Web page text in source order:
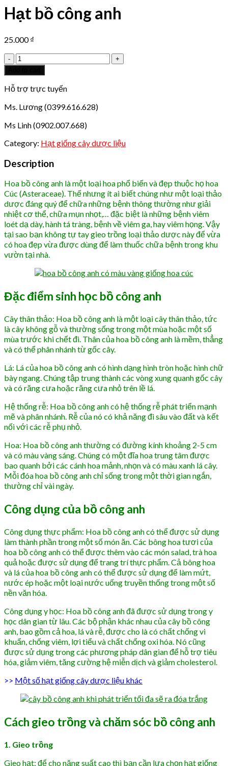
Hạt bồ công anh
25.000₫
Hạt
bồ
công
anh
Hỗ trợ trực tuyến
Ms. Lương (0399.616.628)
Ms Linh (0902.007.668)
Category: Hạt giống cây dược liệu
Description
Hoa bồ công anh là một loại hoa phổ biến và đẹp thuộc họ hoa
Cúc (Asteraceae). Thế nhưng ít ai biết chúng như một loại thảo
dược đáng quý để chữa những bệnh thông thường như giải
nhiệt cơ thể, chữa mụn nhọt,… đặc biệt là những bệnh viêm
loét dạ dày, hành tá tràng, bệnh về viêm ga, hay viêm họng. Vậy
tại sao bạn không tự tay gieo trồng loại thảo dược này để vừa
có hoa đẹp vừa được dùng để làm thuốc chữa bệnh trong khu
vườn tại nhà.
Đặc điểm sinh học bồ công anh
Cây thân thảo: Hoa bồ công anh là một loại cây thân thảo, tức
là cây không gỗ và thường sống trong một mùa hoặc một số
mùa trước khi chết đi. Thân của hoa bồ công anh là mềm, thẳng
và có thể phân nhánh từ gốc cây.
Lá: Lá của hoa bồ công anh có hình dạng hình tròn hoặc hình chữ
bày ngang. Chúng tập trung thành các vòng xung quanh gốc cây
và có răng cưa hoặc răng cưa nhỏ trên lề lá.
Hệ thống rễ: Hoa bồ công anh có hệ thống rễ phát triển mạnh
mẽ và phân nhánh. Rễ của nó có khả năng đi sâu vào đất và kết
nối với các rễ phụ nhỏ.
Hoa: Hoa bồ công anh thường có đường kính khoảng 2-5 cm
và có màu vàng sáng. Chúng có một đĩa hoa trung tâm được
bao quanh bởi các cánh hoa mảnh, nhọn và có màu xanh lá cây.
Mỗi đóa hoa bồ công anh chỉ sống trong một thời gian ngắn,
thường chỉ vài ngày.
Công dụng của bồ công anh
Công dụng thực phẩm: Hoa bồ công anh có thể được sử dụng
làm thành phần trong một số món ăn. Các bông hoa tươi của
hoa bồ công anh có thể được thêm vào các món salad, trà hoa
quả hoặc được sử dụng để trang trí thực phẩm. Cả bông hoa
và lá của hoa bồ công anh có thể được sử dụng để làm mứt,
nước ép hoặc một loại nước uống truyền thống trong một số
nền văn hóa.
Công dụng y học: Hoa bồ công anh đã được sử dụng trong y
học dân gian từ lâu. Các bộ phận khác nhau của cây bồ công
anh, bao gồm cả hoa, lá và rễ, được cho là có chất chống vi
khuẩn, chống viêm, lợi tiểu và chất chống oxi hóa. Nó cũng
được sử dụng trong các phương pháp dân gian để hỗ trợ tiêu
hóa, giảm viêm, tăng cường hệ miễn dịch và giảm cholesterol.
>> Một số hạt giống cây dược liệu khác
Cách gieo trồng và chăm sóc bồ công anh
1. Gieo trồng
Gieo hạt: để cho năng suất cao thì bạn cần lựa chọn hạt giống